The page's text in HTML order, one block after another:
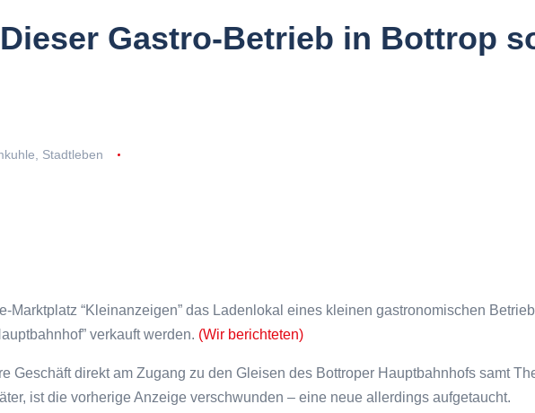
Gastro-Betrieb in Bottrop
Stadtleben
Marktplatz “Kleinanzeigen” das Ladenlokal eines kleinen gastronomischen
verkauft werden. (Wir berichteten)
Geschäft direkt am Zugang zu den Gleisen des Bottroper Hauptbahnhofs samt
ist die vorherige Anzeige verschwunden – eine neue allerdings aufgetaucht.